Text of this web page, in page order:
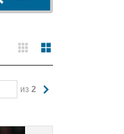
из 2